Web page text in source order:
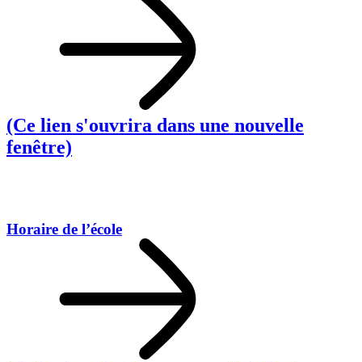
(Ce lien s'ouvrira dans une nouvelle
fenêtre)
Horaire de l’école